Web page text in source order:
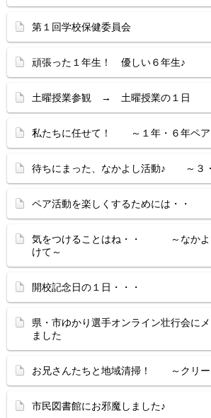
第１回学校保健委員会
頑張った１年生！ 優しい６年生♪
土曜授業参観 → 土曜授業の１日
私たちに任せて！ ～１年・６年ペア
待ちにまった、なかよし活動♪ ～３
ペア活動を楽しくするためには・・
気をつけることはね・・ ～なかよ
けて～
開校記念日の１日・・・
県・市ゆかり選手オンライン壮行会に
ました
お兄さんたちと地域清掃！ ～クリー
市民図書館にお邪魔しました♪